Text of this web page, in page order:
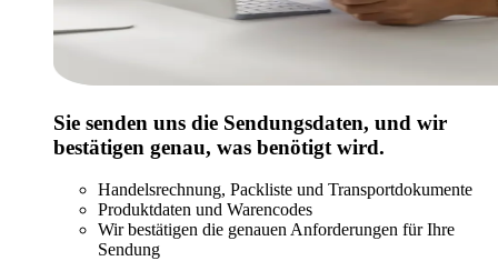
Sie senden uns die Sendungsdaten, und wir
bestätigen genau, was benötigt wird.
Handelsrechnung, Packliste und Transportdokumente
Produktdaten und Warencodes
Wir bestätigen die genauen Anforderungen für Ihre
Sendung